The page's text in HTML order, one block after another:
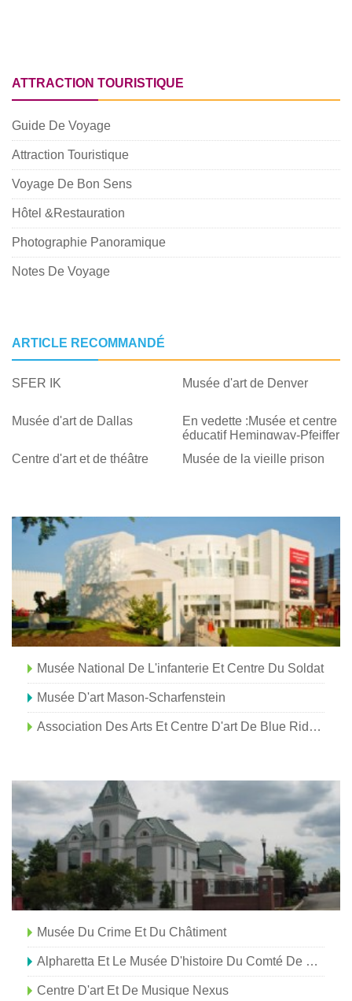
ATTRACTION TOURISTIQUE
Guide De Voyage
Attraction Touristique
Voyage De Bon Sens
Hôtel &Restauration
Photographie Panoramique
Notes De Voyage
ARTICLE RECOMMANDÉ
SFER IK Musée d'art de Denver
Musée d'art de Dallas
En vedette :Musée et centre
éducatif Hemingway-Pfeiffer
Centre d'art et de théâtre
Musée de la vieille prison
Musée National De L'infanterie Et Centre Du Soldat
Musée D'art Mason-Scharfenstein
Association Des Arts Et Centre D'art De Blue Ridge Mountains
Musée Du Crime Et Du Châtiment
Alpharetta Et Le Musée D'histoire Du Comté De Old Milton
Centre D'art Et De Musique Nexus